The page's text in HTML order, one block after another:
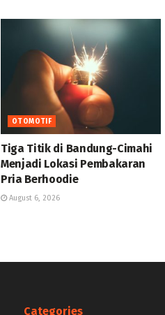
OTOMOTIF
Tiga Titik di Bandung-Cimahi
Menjadi Lokasi Pembakaran
Pria Berhoodie
August 6, 2026
Categories